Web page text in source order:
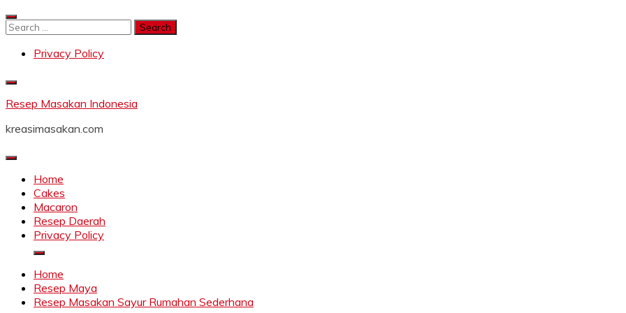
Skip
to
Search
Privacy Policy
Resep Masakan Indonesia
kreasimasakan.com
Home
Cakes
Macaron
Resep Daerah
Privacy Policy
Home
Resep Maya
Resep Masakan Sayur Rumahan Sederhana